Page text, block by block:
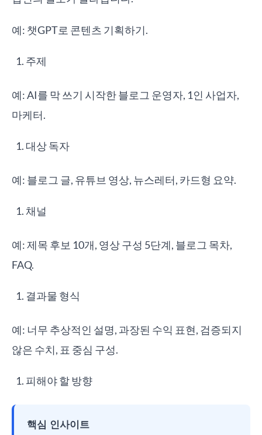
예: 챗GPT로 콘텐츠 기획하기.
주제
예: AI를 막 쓰기 시작한 블로그 운영자, 1인 사업자,
마케터.
대상 독자
예: 블로그 글, 유튜브 영상, 뉴스레터, 카드형 요약.
채널
예: 제목 후보 10개, 영상 구성 5단계, 블로그 목차,
FAQ.
결과물 형식
예: 너무 추상적인 설명, 과장된 수익 표현, 검증되지
않은 수치, 표 중심 구성.
피해야 할 방향
핵심 인사이트